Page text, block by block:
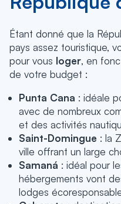
Étant donné que la
pays assez touristique,
pour vous loger, en
de votre budget :
Punta Cana : idéale
avec de nombreux
et des activités
Saint-Domingue : la
ville offrant un large
Samaná : idéal pour
hébergements vont
lodges